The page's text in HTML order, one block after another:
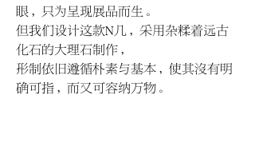
眼，只为呈现展品而生。
但我们设计这款N几，采用杂糅着远古
化石的大理石制作，
形制依旧遵循朴素与基本，使其没有明
确可指，而又可容纳万物。